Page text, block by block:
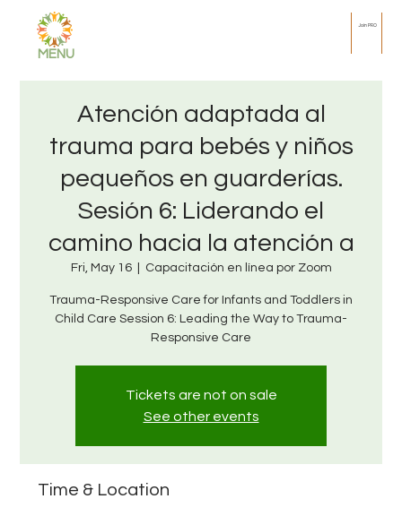
MENU
Join PRO
Atención adaptada al
trauma para bebés y niños
pequeños en guarderías.
Sesión 6: Liderando el
camino hacia la atención a
Fri, May 16
  |
Capacitación en línea por Zoom
Trauma-Responsive Care for Infants and Toddlers in
Child Care Session 6: Leading the Way to Trauma-
Responsive Care
Tickets are not on sale
See other events
Time & Location